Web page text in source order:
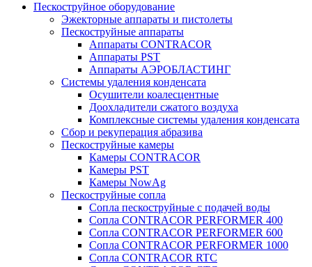
Пескоструйное оборудование
Эжекторные аппараты и пистолеты
Пескоструйные аппараты
Аппараты CONTRACOR
Аппараты PST
Аппараты АЭРОБЛАСТИНГ
Системы удаления конденсата
Осушители коалесцентные
Доохладители сжатого воздуха
Комплексные системы удаления конденсата
Сбор и рекуперация абразива
Пескоструйные камеры
Камеры CONTRACOR
Камеры PST
Камеры NowAg
Пескоструйные сопла
Сопла пескоструйные с подачей воды
Сопла CONTRACOR PERFORMER 400
Сопла CONTRACOR PERFORMER 600
Сопла CONTRACOR PERFORMER 1000
Сопла CONTRACOR RTC